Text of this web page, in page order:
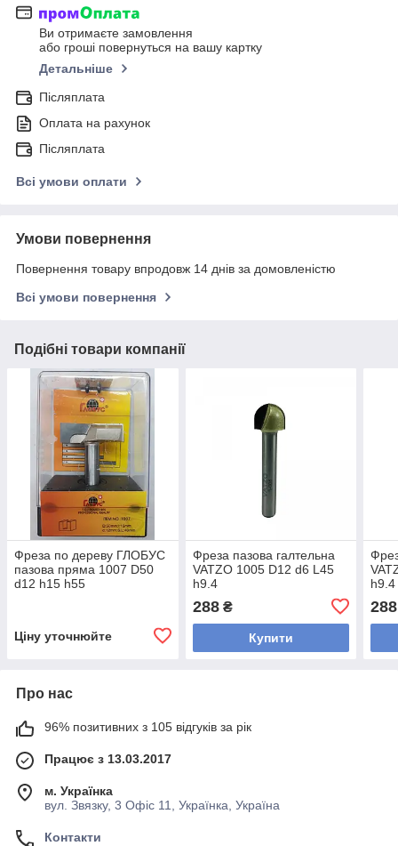
Ви отримаєте замовлення
або гроші повернуться на вашу картку
Детальніше
Післяплата
Оплата на рахунок
Післяплата
Всі умови оплати
Умови повернення
Повернення товару впродовж 14 днів за домовленістю
Всі умови повернення
Подібні товари компанії
Фреза по дереву ГЛОБУС
пазова пряма 1007 D50
d12 h15 h55
Ціну уточнюйте
Фреза пазова галтельна
VATZO 1005 D12 d6 L45
h9.4
288₴
Купити
h9.4
288
Про нас
96% позитивних з 105 відгуків за рік
Працює з 13.03.2017
м. Українка
вул. Звязку, 3 Офіс 11, Українка, Україна
Контакти